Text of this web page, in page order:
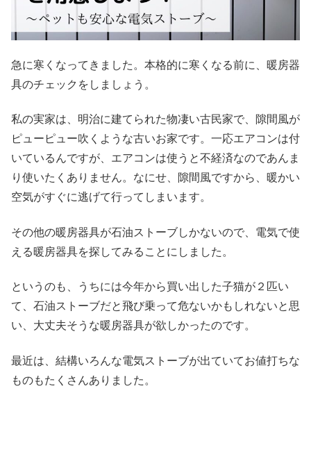
急に寒くなってきました。本格的に寒くなる前に、暖房器
具のチェックをしましょう。
私の実家は、明治に建てられた物凄い古民家で、隙間風が
ピューピュー吹くような古いお家です。一応エアコンは付
いているんですが、 エアコンは使うと不経済なのであんま
り使いたくありません。なにせ、隙間風ですから、暖かい
空気がすぐに逃げて行ってしまいます。
その他の暖房器具が石油ストーブしかないので、電気で使
える暖房器具を探してみることにしました。
というのも、うちには今年から買い出した子猫が２匹い
て、石油ストーブだと飛び乗って危ないかもしれないと思
い、大丈夫そうな暖房器具が欲しかったのです。
最近は、結構いろんな電気ストーブが出ていてお値打ちな
ものもたくさんありました。